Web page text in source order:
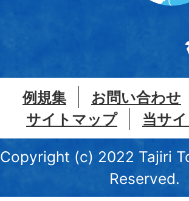
例規集
お問い合わせ
サイトマップ
当サ
Copyright (c) 2022 Tajiri
Reserved.